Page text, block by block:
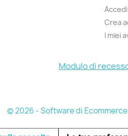
Accedi
Crea
I miei
Modulo di
© 2026 - Software di